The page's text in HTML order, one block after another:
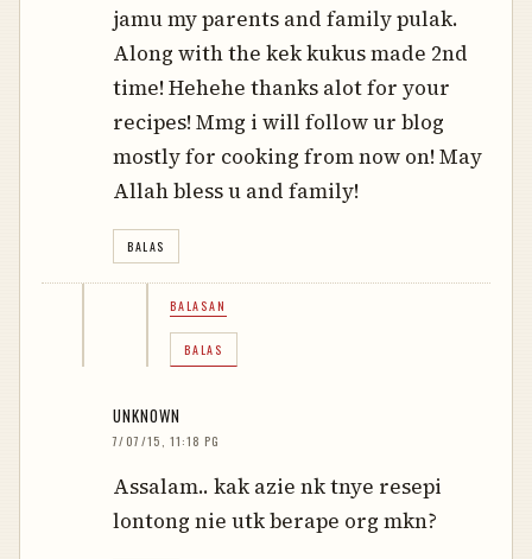
jamu my parents and family pulak.
Along with the kek kukus made 2nd
time! Hehehe thanks alot for your
recipes! Mmg i will follow ur blog
mostly for cooking from now on! May
Allah bless u and family!
BALAS
BALASAN
BALAS
UNKNOWN
7/07/15, 11:18 PG
Assalam.. kak azie nk tnye resepi
lontong nie utk berape org mkn?